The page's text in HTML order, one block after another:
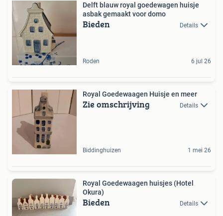
Delft blauw royal goedewagen huisje
asbak gemaakt voor domo
Bieden Details
Roden 6 jul 26
Royal Goedewaagen Huisje en meer
Zie omschrijving Details
Biddinghuizen 1 mei 26
Royal Goedewaagen huisjes (Hotel
Okura)
Bieden Details